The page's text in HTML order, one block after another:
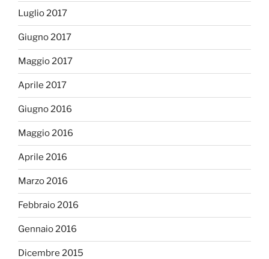
Luglio 2017
Giugno 2017
Maggio 2017
Aprile 2017
Giugno 2016
Maggio 2016
Aprile 2016
Marzo 2016
Febbraio 2016
Gennaio 2016
Dicembre 2015